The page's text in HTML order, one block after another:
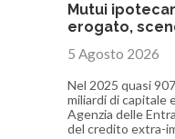
Mutui
erogato,
5 Agosto 2026
Nel 2025 quasi
miliardi di capitale
Agenzia delle
del credito extra-